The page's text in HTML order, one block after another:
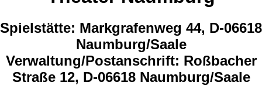
Spielstätte: Markgrafenweg 44, D-06618
Naumburg/Saale
Verwaltung/Postanschrift: Roßbacher
Straße 12, D-06618 Naumburg/Saale